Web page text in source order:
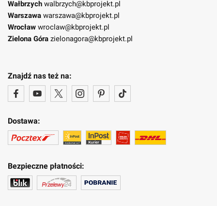
Wałbrzych walbrzych@kbprojekt.pl
Warszawa warszawa@kbprojekt.pl
Wrocław wroclaw@kbprojekt.pl
Zielona Góra zielonagora@kbprojekt.pl
Znajdź nas też na:
Dostawa:
Bezpieczne płatności: